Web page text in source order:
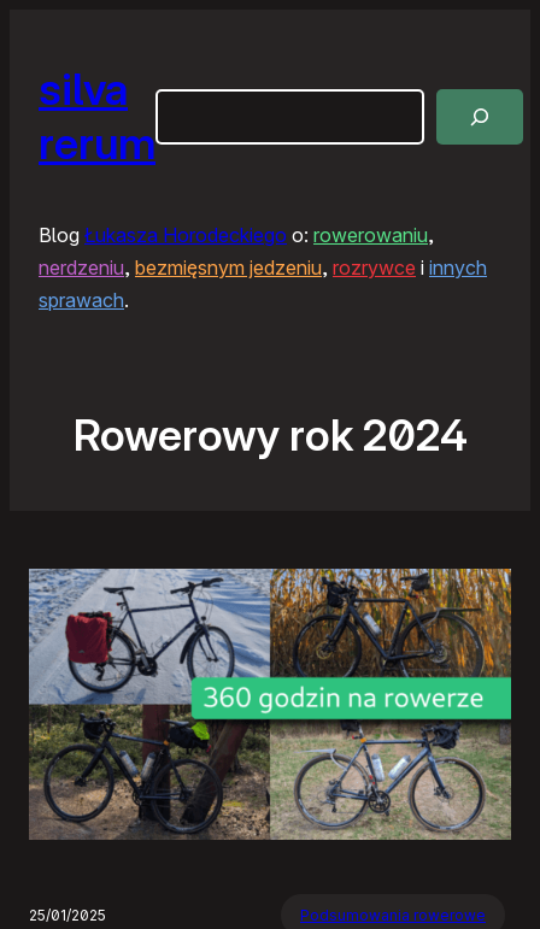
silva
rerum
Blog Łukasza Horodeckiego o: rowerowaniu,
nerdzeniu, bezmięsnym jedzeniu, rozrywce i innych
sprawach.
Rowerowy rok 2024
25/01/2025 Podsumowania rowerowe